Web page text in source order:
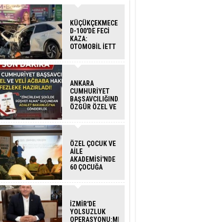
KÜÇÜKÇEKMECE
D-100'DE FECİ
KAZA:
OTOMOBİL İETT
ÇARPTI 3 KİŞİ
ANKARA
CUMHURİYET
BAŞSAVCILIĞINDAN
ÖZGÜR ÖZEL VE
HAKKINDA
ÖZEL ÇOCUK VE
AİLE
AKADEMİSİ'NDE
60 ÇOCUĞA
İZMİR'DE
YOLSUZLUK
OPERASYONU:MENDERES